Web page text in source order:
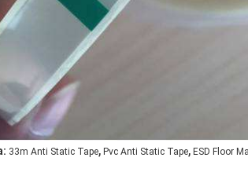
33m Anti Static Tape, Pvc Anti Static Tape, ESD Floor